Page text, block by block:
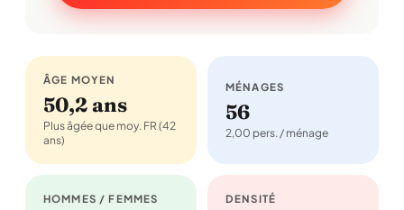
ÂGE MOYEN
50,2 ans
Plus âgée que moy. FR (42
ans)
MÉNAGES
56
2,00 pers. / ménage
HOMMES / FEMMES DENSITÉ